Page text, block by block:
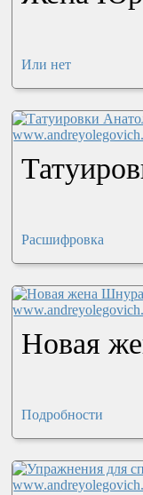
Или нет
Расшифровка
Новая
Подробности